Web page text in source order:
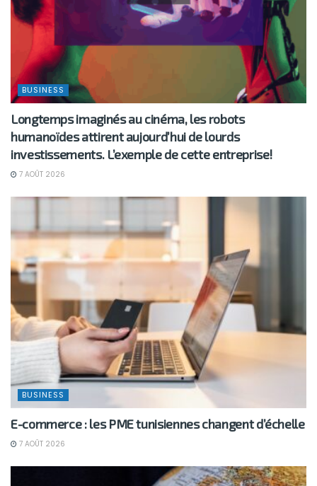
BUSINESS
Longtemps imaginés au cinéma, les robots
humanoïdes attirent aujourd’hui de lourds
investissements. L’exemple de cette entreprise!
7 AOÛT 2026
BUSINESS
E-commerce : les PME tunisiennes changent d’échelle
7 AOÛT 2026